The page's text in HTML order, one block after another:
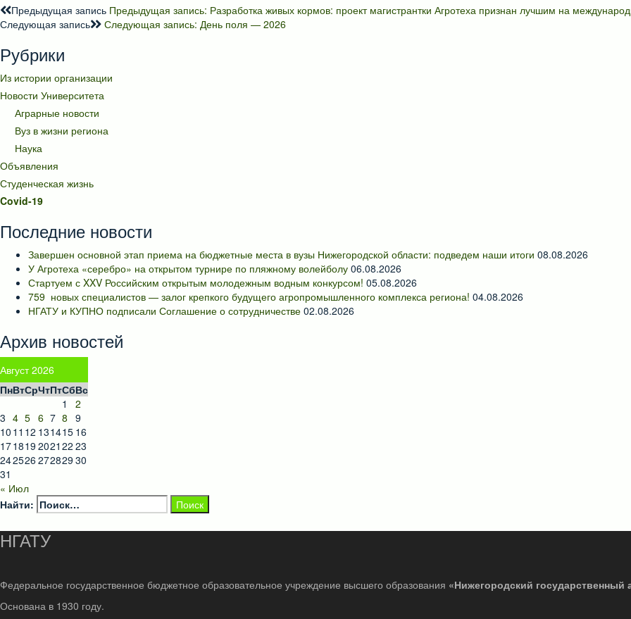
Предыдущая запись Предыдущая запись: Разработка живых кормов: проект магистрантки Агротеха признан лучшим на
Следующая запись
Следующая запись: День поля — 2026
Рубрики
Из истории организации
Новости Университета
Аграрные новости
Вуз в жизни региона
Наука
Объявления
Студенческая жизнь
Covid-19
Последние новости
Завершен основной этап приема на бюджетные места в вузы Нижегородской области: подведем наши итоги 08.08.2026
У Агротеха «серебро» на открытом турнире по пляжному волейболу 06.08.2026
Стартуем с XXV Российским открытым молодежным водным конкурсом! 05.08.2026
759 новых специалистов — залог крепкого будущего агропромышленного комплекса региона! 04.08.2026
НГАТУ и КУПНО подписали Соглашение о сотрудничестве 02.08.2026
Архив новостей
Август 2026
ПнВтСрЧтПтСбВс
1
2
3 4 5 6 7 8 9
10 11 12 131415 16
171819 2021 22 23
242526 272829 30
31
« Июл
Найти:
НГАТУ
Федеральное государственное бюджетное образовательное учреждение высшего образования «Нижегородский государственный
Основана в 1930 году.